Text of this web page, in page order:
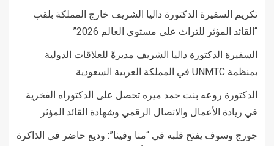
تكريم السفيرة الدكتورة داليا الشريف خارج المملكة بلقب
“القائد المؤثر للتراث على مستوى العالم 2026”
السفيرة الدكتورة داليا الشريف مديرةً للعلاقات الدولية
بمنظمة UNMTC في المملكة العربية السعودية
الدكتورة روعه بنت حمد ميره تحصل على الدكتوراه الفخرية
في ريادة الأعمال والاتصال الرقمي وشهادة القائد المؤثر
جورج وسوف يفتح قلبه في “منا وفينا”: وديع حاضر في الذاكرة